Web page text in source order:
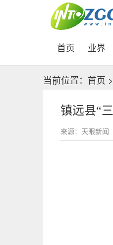
首页 (current)
业界
当前位置： 首页 >
镇远县“
来源：天眼新闻